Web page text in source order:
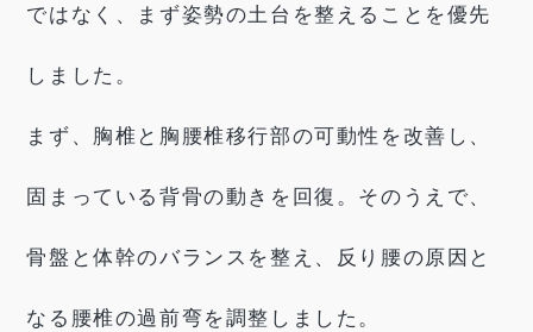
ではなく、まず姿勢の土台を整えることを優先
しました。
まず、胸椎と胸腰椎移行部の可動性を改善し、
固まっている背骨の動きを回復。そのうえで、
骨盤と体幹のバランスを整え、反り腰の原因と
なる腰椎の過前弯を調整しました。